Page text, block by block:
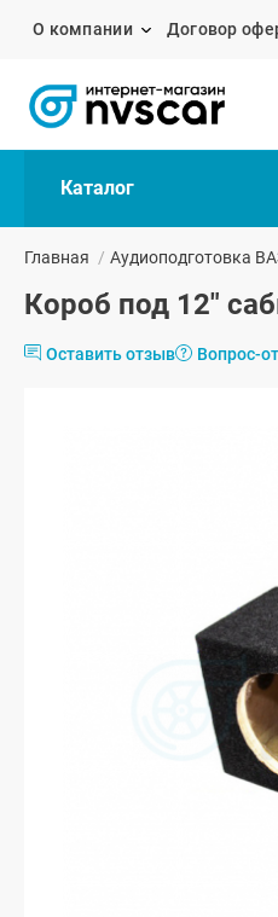
О компании Договор
Каталог
Главная / Аудиоподготовка
Короб под 12"
Оставить отзыв Вопрос-